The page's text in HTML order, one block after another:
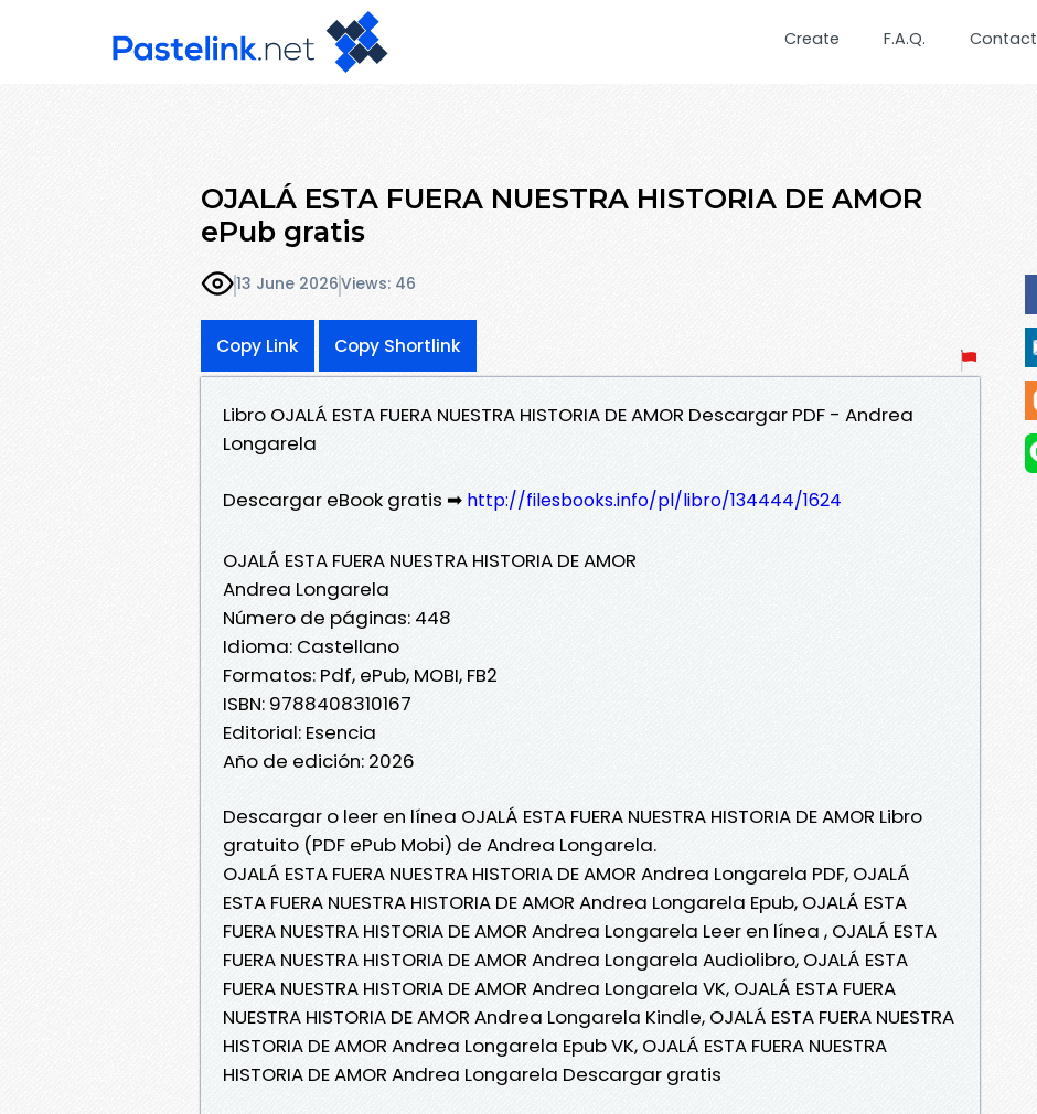
Create F.A.Q. Contact
OJALÁ ESTA FUERA NUESTRA HISTORIA DE AMOR
ePub gratis
13 June 2026Views: 46
Copy Link Copy Shortlink
Libro OJALÁ ESTA FUERA NUESTRA HISTORIA DE AMOR Descargar PDF - Andrea
Longarela
Descargar eBook gratis ➡ http://filesbooks.info/pl/libro/134444/1624
OJALÁ ESTA FUERA NUESTRA HISTORIA DE AMOR
Andrea Longarela
Número de páginas: 448
Idioma: Castellano
Formatos: Pdf, ePub, MOBI, FB2
ISBN: 9788408310167
Editorial: Esencia
Año de edición: 2026
Descargar o leer en línea OJALÁ ESTA FUERA NUESTRA HISTORIA DE AMOR Libro
gratuito (PDF ePub Mobi) de Andrea Longarela.
OJALÁ ESTA FUERA NUESTRA HISTORIA DE AMOR Andrea Longarela PDF, OJALÁ
ESTA FUERA NUESTRA HISTORIA DE AMOR Andrea Longarela Epub, OJALÁ ESTA
FUERA NUESTRA HISTORIA DE AMOR Andrea Longarela Leer en línea , OJALÁ ESTA
FUERA NUESTRA HISTORIA DE AMOR Andrea Longarela Audiolibro, OJALÁ ESTA
FUERA NUESTRA HISTORIA DE AMOR Andrea Longarela VK, OJALÁ ESTA FUERA
NUESTRA HISTORIA DE AMOR Andrea Longarela Kindle, OJALÁ ESTA FUERA NUESTRA
HISTORIA DE AMOR Andrea Longarela Epub VK, OJALÁ ESTA FUERA NUESTRA
HISTORIA DE AMOR Andrea Longarela Descargar gratis